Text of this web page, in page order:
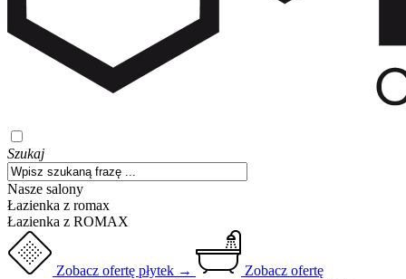
Szukaj
Nasze salony
Łazienka z romax
Łazienka z ROMAX
Zobacz ofertę płytek → Zobacz ofertę